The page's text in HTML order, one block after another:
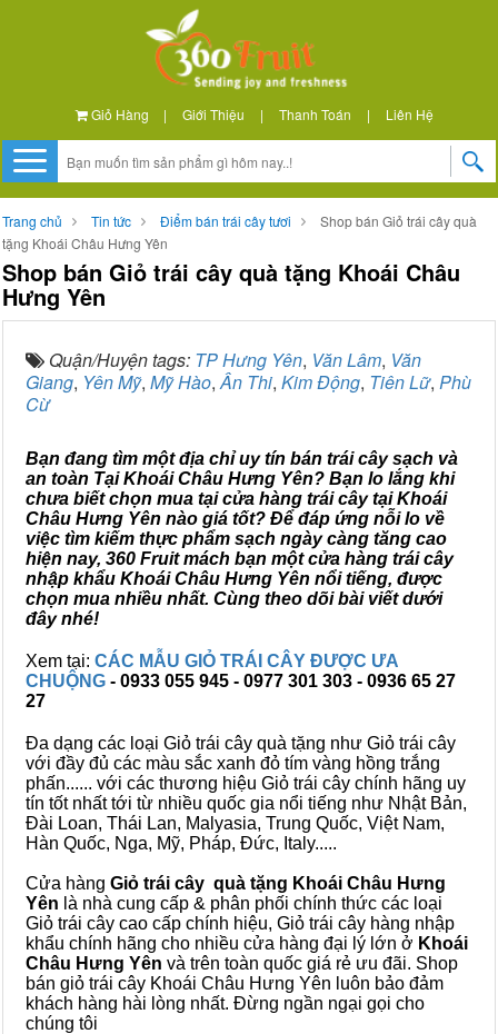
Giỏ Hàng | Giới Thiệu | Thanh Toán | Liên Hệ
Trang chủ Tin tức Điểm bán trái cây tươi
Shop bán Giỏ trái cây quà
tặng Khoái Châu Hưng Yên
Shop bán Giỏ trái cây quà tặng Khoái Châu
Hưng Yên
Quận/Huyện tags: TP Hưng Yên, Văn Lâm, Văn
Giang, Yên Mỹ, Mỹ Hào,Ân Thi, Kim Động, Tiên Lữ, Phù
Cừ
Bạn đang tìm một địa chỉ uy tín bán trái cây sạch và
an toàn Tại Khoái Châu Hưng Yên? Bạn lo lắng khi
chưa biết chọn mua tại cửa hàng trái cây tại Khoái
Châu Hưng Yên nào giá tốt? Để đáp ứng nỗi lo về
việc tìm kiếm thực phẩm sạch ngày càng tăng cao
hiện nay, 360 Fruit mách bạn một cửa hàng trái cây
nhập khẩu Khoái Châu Hưng Yên nổi tiếng, được
chọn mua nhiều nhất. Cùng theo dõi bài viết dưới
đây nhé!
Xem tại: CÁC MẪU GIỎ TRÁI CÂY ĐƯỢC ƯA
CHUỘNG - 0933 055 945 - 0977 301 303 - 0936 65 27
27
Đa dạng các loại Giỏ trái cây quà tặng như Giỏ trái cây
với đầy đủ các màu sắc xanh đỏ tím vàng hồng trắng
phấn...... với các thương hiệu Giỏ trái cây chính hãng uy
tín tốt nhất tới từ nhiều quốc gia nổi tiếng như Nhật Bản,
Đài Loan, Thái Lan, Malyasia, Trung Quốc, Việt Nam,
Hàn Quốc, Nga, Mỹ, Pháp, Đức, Italy.....
Cửa hàng Giỏ trái cây quà tặng Khoái Châu Hưng
Yên là nhà cung cấp & phân phối chính thức các loại
Giỏ trái cây cao cấp chính hiệu, Giỏ trái cây hàng nhập
khẩu chính hãng cho nhiều cửa hàng đại lý lớn ở Khoái
Châu Hưng Yên và trên toàn quốc giá rẻ ưu đãi. Shop
bán giỏ trái cây Khoái Châu Hưng Yên luôn bảo đảm
khách hàng hài lòng nhất. Đừng ngần ngại gọi cho
chúng tôi